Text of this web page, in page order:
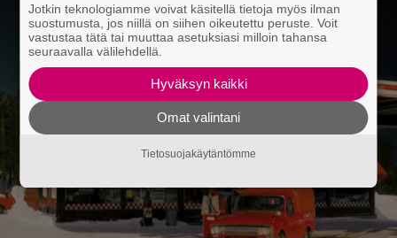
Jotkin teknologiamme voivat käsitellä tietoja myös ilman
suostumusta, jos niillä on siihen oikeutettu peruste. Voit
vastustaa tätä tai muuttaa asetuksiasi milloin tahansa
seuraavalla välilehdellä.
Hyväksyn kaikki
Omat valintani
Tietosuojakäytäntömme